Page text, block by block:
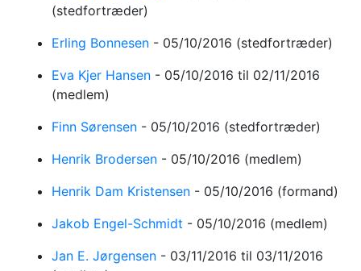
(stedfortræder)
Erling Bonnesen - 05/10/2016 (stedfortræder)
Eva Kjer Hansen - 05/10/2016 til 02/11/2016
(medlem)
Finn Sørensen - 05/10/2016 (stedfortræder)
Henrik Brodersen - 05/10/2016 (medlem)
Henrik Dam Kristensen - 05/10/2016 (formand)
Jakob Engel-Schmidt - 05/10/2016 (medlem)
Jan E. Jørgensen - 03/11/2016 til 03/11/2016